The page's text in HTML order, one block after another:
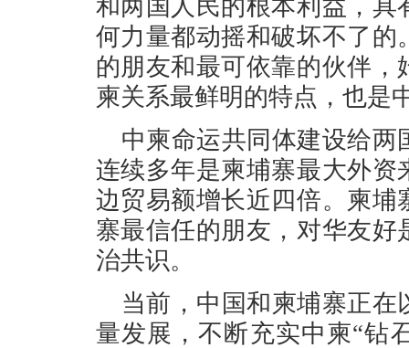
和两国人民的根本利益，
何力量都动摇和破坏不了
的朋友和最可依靠的伙伴
柬关系最鲜明的特点，也是
中柬命运共同体建设给
连续多年是柬埔寨最大外
边贸易额增长近四倍。柬
寨最信任的朋友，对华友
治共识。
当前，中国和柬埔寨正
量发展，不断充实中柬“钻